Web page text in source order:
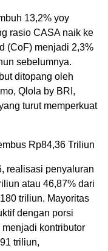
13,2% yoy
rasio CASA naik ke
(CoF) menjadi 2,3%
sebelumnya.
ditopang oleh
Qlola by BRI,
turut memperkuat
Rp84,36 Triliun
realisasi penyaluran
atau 46,87% dari
triliun. Mayoritas
dengan porsi
kontributor
triliun,